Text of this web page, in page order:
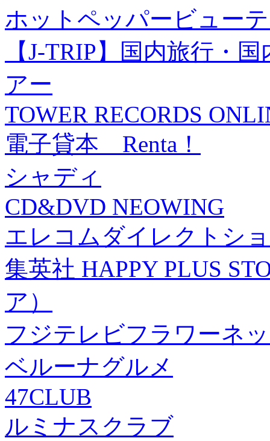
ホットペッパービュー
【J-TRIP】国内旅行・
アー
TOWER RECORDS
電子貸本 Renta！
シャディ
CD&DVD NEOWING
エレコムダイレクトシ
集英社 HAPPY PLUS
ア）
フジテレビフラワーネ
ベルーナグルメ
47CLUB
ルミナスクラブ